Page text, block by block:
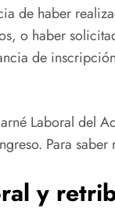
de haber
o haber
de
Laboral
Para saber
y